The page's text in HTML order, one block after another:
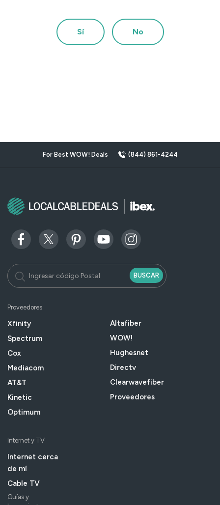
Sí No
For Best WOW! Deals (844) 861-4244
BUSCAR
Proveedores
Xfinity
Spectrum
Cox
Mediacom
AT&T
Kinetic
Optimum
Altafiber
WOW!
Hughesnet
Directv
Clearwavefiber
Proveedores
Internet y TV
Internet cerca
de mí
Cable TV
Guías y